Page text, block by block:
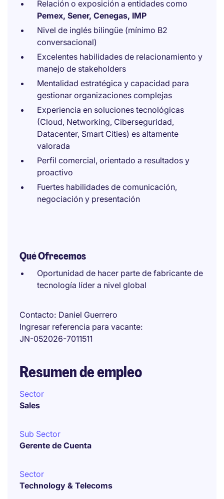
Relación o exposición a entidades como
Pemex, Sener, Cenegas, IMP
Nivel de inglés bilingüe (mínimo B2
conversacional)
Excelentes habilidades de relacionamiento y
manejo de stakeholders
Mentalidad estratégica y capacidad para
gestionar organizaciones complejas
Experiencia en soluciones tecnológicas
(Cloud, Networking, Ciberseguridad,
Datacenter, Smart Cities) es altamente
valorada
Perfil comercial, orientado a resultados y
proactivo
Fuertes habilidades de comunicación,
negociación y presentación
Qué Ofrecemos
Oportunidad de hacer parte de fabricante de
tecnología líder a nivel global
Contacto Daniel Guerrero
Ingresar referencia para vacante
JN-052026-7011511
Resumen de empleo
Sector
Sales
Sub Sector
Gerente de Cuenta
Sector
Technology & Telecoms